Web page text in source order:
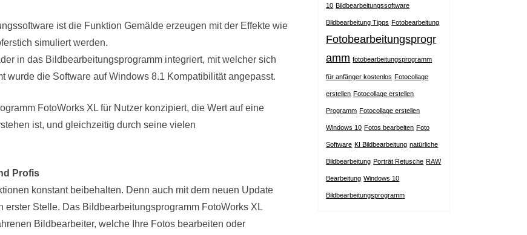
ist die Funktion Gemälde erzeugen mit der Effekte wie
simuliert werden.
in das Bildbearbeitungsprogramm integriert, mit welcher sich
wurde die Software auf Windows 8.1 Kompatibilität angepasst.
FotoWorks XL für Nutzer konzipiert, die Wert auf eine
ist, und gleichzeitig durch seine vielen
Profis
konstant beibehalten. Denn auch mit dem neuen Update
Stelle. Das Bildbearbeitungsprogramm FotoWorks XL
Bildbearbeiter, welche Ihre Fotos bearbeiten oder
10 Bildbearbeitungssoftware
Bildbearbeitung Tipps Fotobearbeitung
Fotobearbeitungsprogr
amm fotobearbeitungsprogramm
für anfänger kostenlos Fotocollage
erstellen Fotocollage erstellen
Programm Fotocollage erstellen
Windows 10 Fotos bearbeiten Foto
Software KI Bildbearbeitung natürliche
Bildbearbeitung Porträt Retusche RAW
Bearbeitung Windows 10
Bildbearbeitungsprogramm